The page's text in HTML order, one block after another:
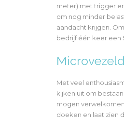
meter) met trigger
om nog minder
aandacht krijgen.
bedrijf één keer een
Met veel
kijken uit om
mogen
doeken en laat zien